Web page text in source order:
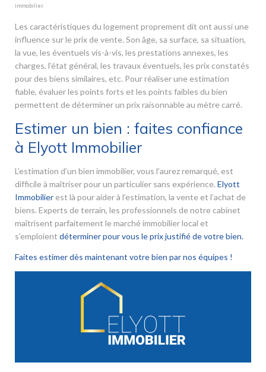
immobilier.
Les caractéristiques du logement proprement dit ont aussi une
influence sur le prix de vente. Son âge, sa surface, sa situation,
la vue, les éventuels vis-à-vis, les prestations annexes, les
charges, l’état général, les travaux éventuels, les prix constatés
pour des biens similaires, etc. Pour réaliser une estimation
fiable, évaluer les points forts et les points faibles du bien
permettent de déterminer un prix raisonnable au mètre carré.
Estimer un bien : faites confiance
à Elyott Immobilier
L’estimation d’un bien immobilier, vous l’aurez remarqué, est
difficile à maîtriser pour un particulier sans expérience. Elyott
Immobilier est là pour aider à l’estimation, la vente et l’achat de
biens. Experts de terrain, les professionnels de notre cabinet
maîtrisent parfaitement le marché immobilier local et
s’emploient déterminer pour vous le prix justifié de votre bien.
Faites estimer dès maintenant votre bien par nos équipes !